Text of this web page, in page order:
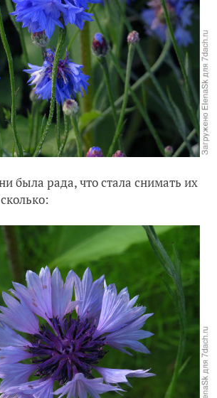
была рада, что стала снимать их